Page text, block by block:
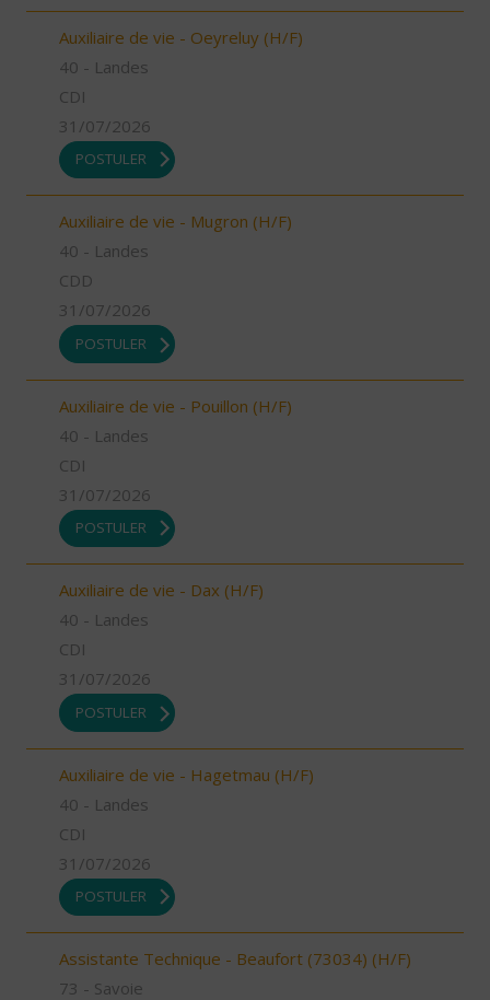
Auxiliaire de vie - Oeyreluy (H/F)
40 - Landes
CDI
31/07/2026
POSTULER
Auxiliaire de vie - Mugron (H/F)
40 - Landes
CDD
31/07/2026
POSTULER
Auxiliaire de vie - Pouillon (H/F)
40 - Landes
CDI
31/07/2026
POSTULER
Auxiliaire de vie - Dax (H/F)
40 - Landes
CDI
31/07/2026
POSTULER
Auxiliaire de vie - Hagetmau (H/F)
40 - Landes
CDI
31/07/2026
POSTULER
Assistante Technique - Beaufort (73034) (H/F)
73 - Savoie